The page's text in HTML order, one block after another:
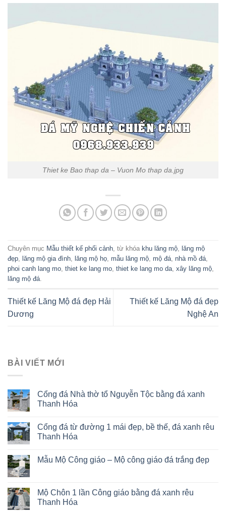
Thiet ke Bao thap da – Vuon Mo thap da.jpg
Chuyên mục Mẫu thiết kế phối cảnh, từ khóa khu lăng mộ, lăng mộ
đẹp, lăng mộ gia đình, lăng mộ họ, mẫu lăng mộ, mộ đá, nhà mồ đá,
phoi canh lang mo, thiet ke lang mo, thiet ke lang mo da, xây lăng mộ,
lăng mộ đá.
Thiết kế Lăng Mộ đá đẹp Hải
Dương
Thiết kế Lăng Mộ đá đẹp
Nghệ An
BÀI VIẾT MỚI
Cổng đá Nhà thờ tổ Nguyễn Tộc bằng đá xanh
Thanh Hóa
Cổng đá từ đường 1 mái đẹp, bề thế, đá xanh rêu
Thanh Hóa
Mẫu Mộ Công giáo – Mộ công giáo đá trắng đẹp
Mộ Chôn 1 lần Công giáo bằng đá xanh rêu
Thanh Hóa